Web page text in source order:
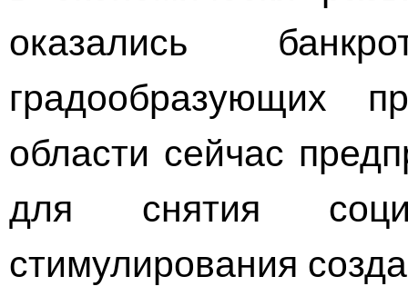
оказались
градообразующих
области сейчас
для снятия
стимулирования